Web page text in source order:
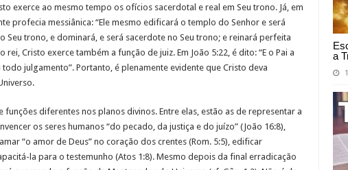
a
exerce ao mesmo tempo os ofícios sacerdotal e real em Seu trono. Já, em
profecia messiânica: “Ele mesmo edificará o templo do Senhor e será
Seu trono, e dominará, e será sacerdote no Seu trono; e reinará perfeita
Cristo exerce também a função de juiz. Em João 5:22, é dito: “E o Pai a
julgamento”. Portanto, é plenamente evidente que Cristo deva
funções diferentes nos planos divinos. Entre elas, estão as de representar a
os seres humanos “do pecado, da justiça e do juízo” (João 16:8),
“o amor de Deus” no coração dos crentes (Rom. 5:5), edificar
la para o testemunho (Atos 1:8). Mesmo depois da final erradicação